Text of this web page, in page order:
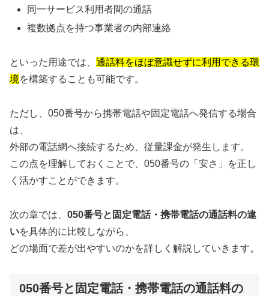
同一サービス利用者間の通話
複数拠点を持つ事業者の内部連絡
といった用途では、 通話料をほぼ意識せずに利用できる環
境を構築することも可能です。
ただし、050番号から携帯電話や固定電話へ発信する場合
は、
外部の電話網へ接続するため、従量課金が発生します。
この点を理解しておくことで、050番号の「安さ」を正し
く活かすことができます。
次の章では、 050番号と固定電話・携帯電話の通話料の違
いを具体的に比較しながら、
どの場面で差が出やすいのかを詳しく解説していきます。
050番号と固定電話・携帯電話の通話料の